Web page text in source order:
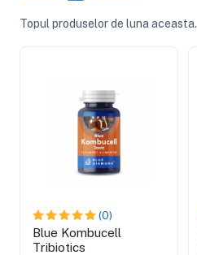
Topul produselor de luna aceasta.
(0)
Blue Kombucell
Tribiotics